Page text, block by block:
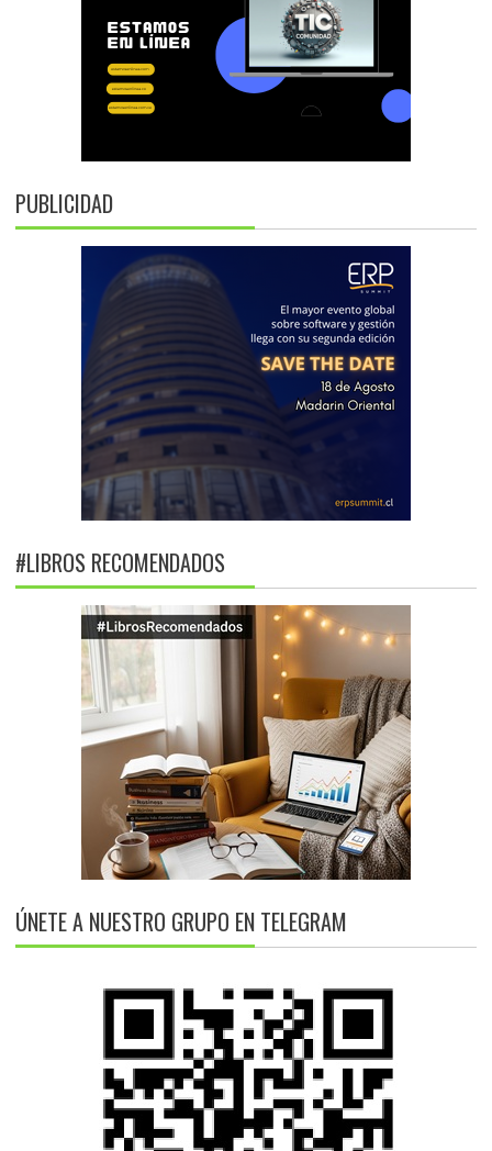
PUBLICIDAD
#LIBROS RECOMENDADOS
ÚNETE A NUESTRO GRUPO EN TELEGRAM